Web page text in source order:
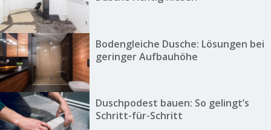
Bodengleiche Dusche: Lösungen bei
geringer Aufbauhöhe
Duschpodest bauen: So gelingt’s
Schritt-für-Schritt